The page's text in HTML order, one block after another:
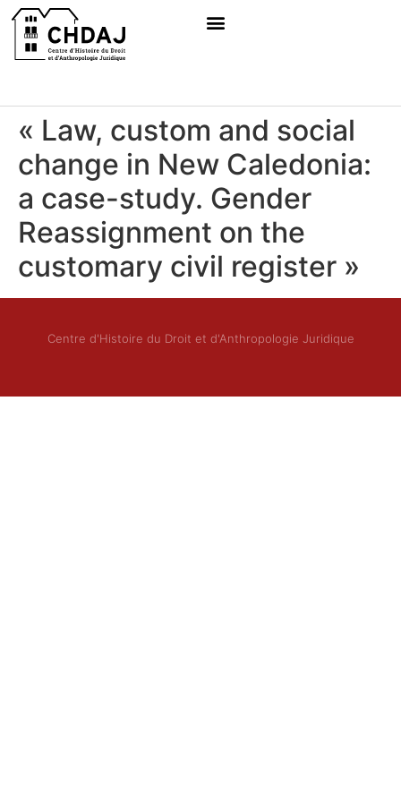
« Law, custom and social
change in New Caledonia:
a case-study. Gender
Reassignment on the
customary civil register »
Centre d'Histoire du Droit et d'Anthropologie Juridique